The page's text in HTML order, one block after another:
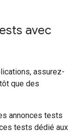
avec
assurez-
que des
annonces tests
tests dédié aux